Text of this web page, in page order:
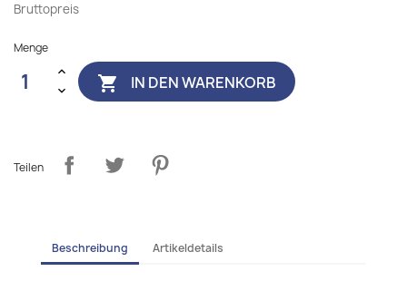
Bruttopreis
Menge
 IN DEN WARENKORB
Teilen
Beschreibung Artikeldetails